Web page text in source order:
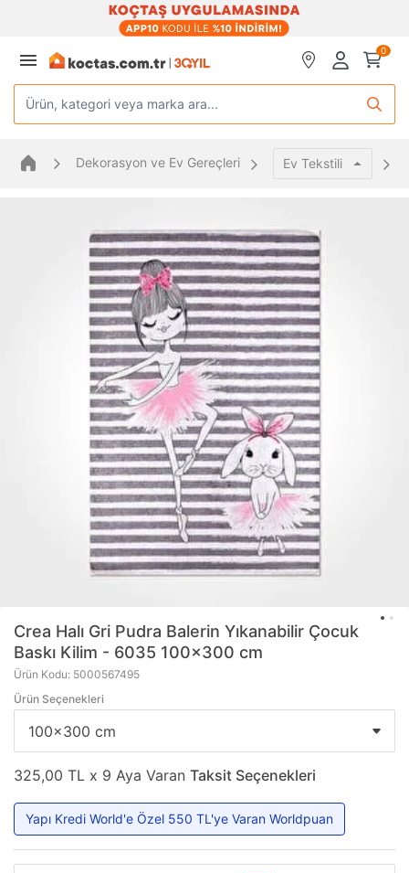
0
Ürün, kategori veya marka ara...
Dekorasyon ve Ev Gereçleri Ev Tekstili
Crea Halı Gri Pudra Balerin Yıkanabilir Çocuk
Baskı Kilim - 6035 100x300 cm
Ürün Kodu: 5000567495
Ürün Seçenekleri
325,00 TL x 9 Aya Varan Taksit Seçenekleri
Yapı Kredi World'e Özel 550 TL'ye Varan Worldpuan